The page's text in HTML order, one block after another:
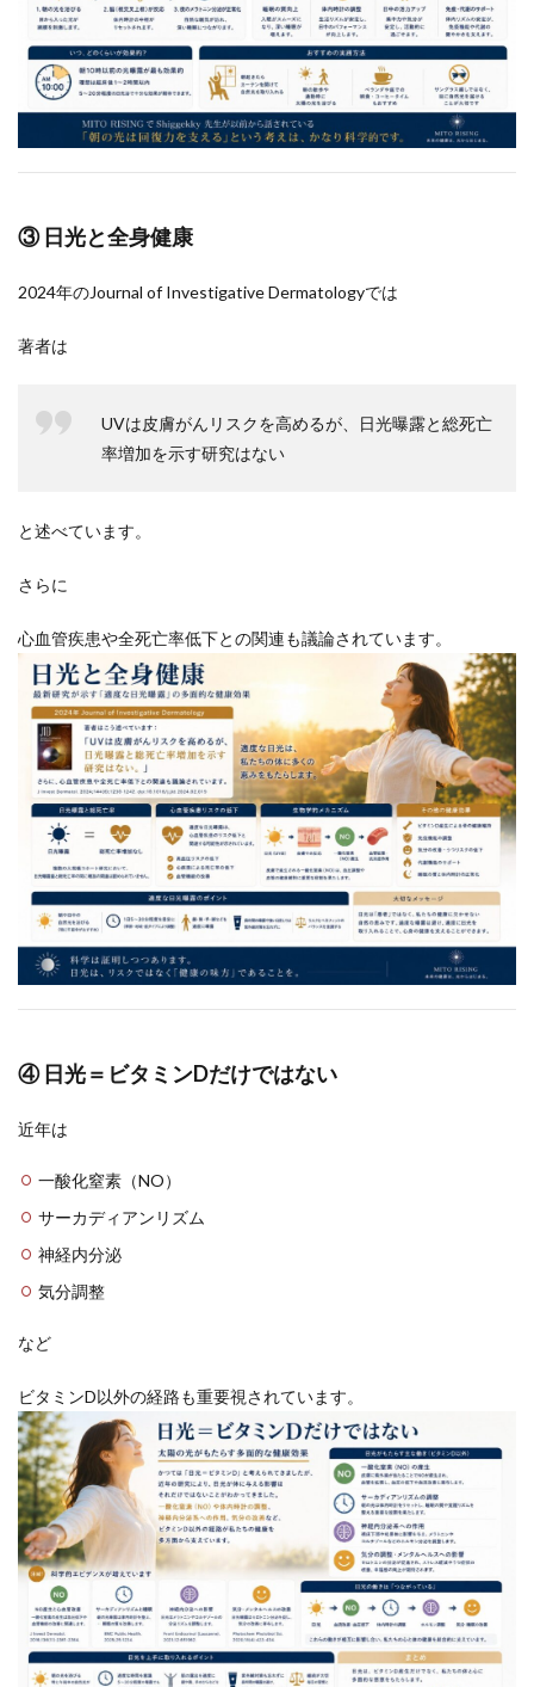
③ 日光と全身健康
2024年のJournal of Investigative Dermatologyでは
著者は
UVは皮膚がんリスクを高めるが、日光曝露と総死亡
率増加を示す研究はない
と述べています。
さらに
心血管疾患や全死亡率低下との関連も議論されています。
④ 日光＝ビタミンDだけではない
近年は
一酸化窒素（NO）
サーカディアンリズム
神経内分泌
気分調整
など
ビタミンD以外の経路も重要視されています。